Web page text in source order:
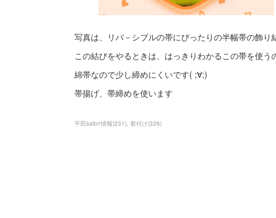
写真は、リバ－シブルの帯にぴったりの半幅帯の飾り
この結びをやるときは、はっきりわかるこの帯を使う
綿帯なので少し締めにくいです( ;∀;)
帯揚げ、帯締めを使います
平田salon情報(231) 着付け(326)